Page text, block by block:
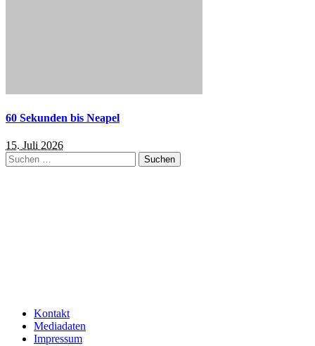
60 Sekunden bis Neapel
15. Juli 2026
Suchen
nach:
Kontakt
Mediadaten
Impressum